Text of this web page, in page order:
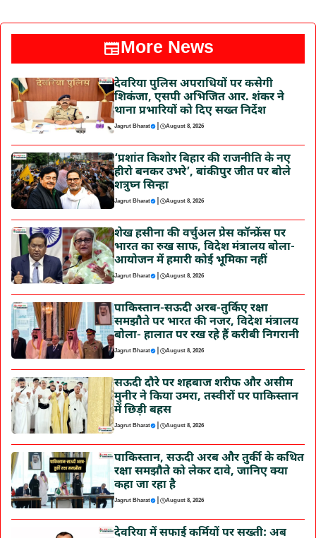
More News
देवरिया पुलिस अपराधियों पर कसेगी
शिकंजा, एसपी अभिजित आर. शंकर ने
थाना प्रभारियों को दिए सख्त निर्देश
Jagrut Bharat | August 8, 2026
‘प्रशांत किशोर बिहार की राजनीति के नए
हीरो बनकर उभरे’, बांकीपुर जीत पर बोले
शत्रुघ्न सिन्हा
Jagrut Bharat | August 8, 2026
शेख हसीना की वर्चुअल प्रेस कॉन्फ्रेंस पर
भारत का रुख साफ, विदेश मंत्रालय बोला-
आयोजन में हमारी कोई भूमिका नहीं
Jagrut Bharat | August 8, 2026
पाकिस्तान-सऊदी अरब-तुर्किए रक्षा
समझौते पर भारत की नजर, विदेश मंत्रालय
बोला- हालात पर रख रहे हैं करीबी निगरानी
Jagrut Bharat | August 8, 2026
सऊदी दौरे पर शहबाज शरीफ और असीम
मुनीर ने किया उमरा, तस्वीरों पर पाकिस्तान
में छिड़ी बहस
Jagrut Bharat | August 8, 2026
पाकिस्तान, सऊदी अरब और तुर्की के कथित
रक्षा समझौते को लेकर दावे, जानिए क्या
कहा जा रहा है
Jagrut Bharat | August 8, 2026
देवरिया में सफाई कर्मियों पर सख्ती: अब